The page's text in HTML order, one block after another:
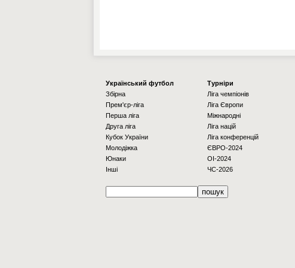
Українcький футбол
Збірна
Прем'єр-ліга
Перша ліга
Друга ліга
Кубок України
Молодіжка
Юнаки
Інші
Турніри
Ліга чемпіонів
Ліга Європи
Міжнародні
Ліга націй
Ліга конференцій
ЄВРО-2024
OI-2024
ЧС-2026